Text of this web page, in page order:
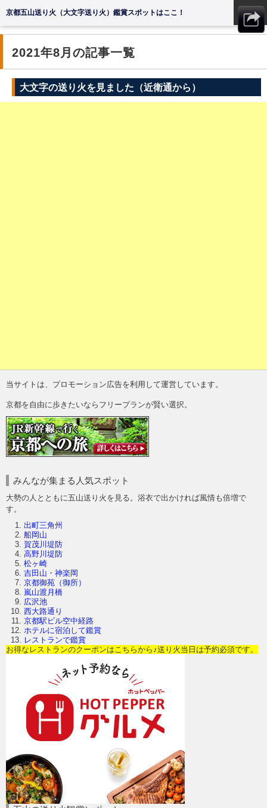
京都五山送り火（大文字送り火）鑑賞スポットはここ！ MENU
2021年8月の記事一覧
大文字の送り火を見ました（近衛通から）
当サイトは、プロモーション広告を利用して運営しています。
京都を自由に歩きたいならフリープランが賢い選択。
みんなが集まる人気スポット
大勢の人とともに五山送り火を見る。浴衣で出かければ風情も倍増で
す。
出町三角州
船岡山
賀茂川堤防
高野川堤防
松ヶ崎
吉田山・神楽岡
京都御苑（御所）
嵐山渡月橋
広沢池
西大路通り
京都駅ビル空中経路
ホテルに宿泊して鑑賞
レストランで鑑賞
お得なレストランのクーポンはこちらから♪送り火当日は予約必須です。